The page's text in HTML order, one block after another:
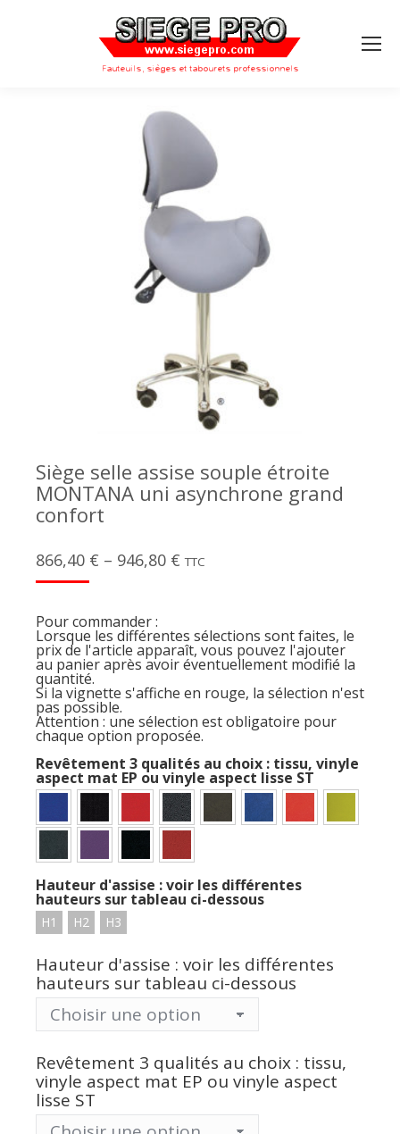
Siège selle assise souple étroite
MONTANA uni asynchrone grand
confort
866,40 € – 946,80 € TTC
Pour commander :
Lorsque les différentes sélections sont faites, le
prix de l'article apparaît, vous pouvez l'ajouter
au panier après avoir éventuellement modifié la
quantité.
Si la vignette s'affiche en rouge, la sélection n'est
pas possible.
Attention : une sélection est obligatoire pour
chaque option proposée.
Revêtement 3 qualités au choix : tissu, vinyle
aspect mat EP ou vinyle aspect lisse ST
Hauteur d'assise : voir les différentes
hauteurs sur tableau ci-dessous
H1 H2 H3
Hauteur d'assise : voir les différentes
hauteurs sur tableau ci-dessous
Revêtement 3 qualités au choix : tissu,
vinyle aspect mat EP ou vinyle aspect
lisse ST